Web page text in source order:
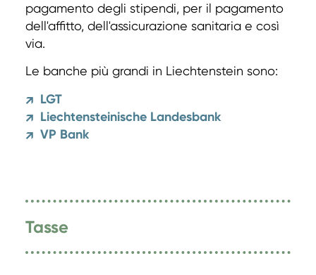
pagamento degli stipendi, per il pagamento
dell'affitto, dell'assicurazione sanitaria e così
via.
Le banche più grandi in Liechtenstein sono:
↗ LGT
↗ Liechtensteinische Landesbank
↗ VP Bank
Tasse